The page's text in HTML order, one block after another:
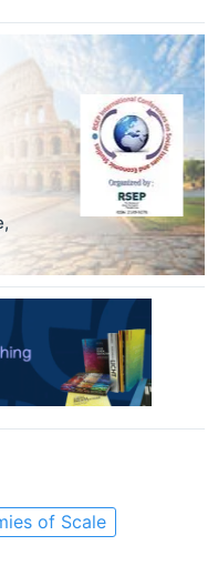
,
of Scale